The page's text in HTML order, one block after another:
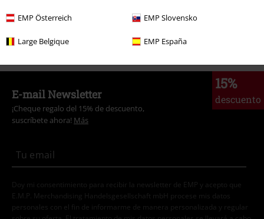
EMP Österreich EMP Slovensko
Large Belgique EMP España
15%
descuento
E-mail Newsletter
¡Cheque regalo del 15% de descuento,
suscríbete ahora! Más
Doy mi consentimiento para recibir la newsletter de EMP y acepto que
E.M.P. Merchandising Handelsgesellschaft mbH procese mis datos
personales con el fin de informarme de manera personalizada y regular